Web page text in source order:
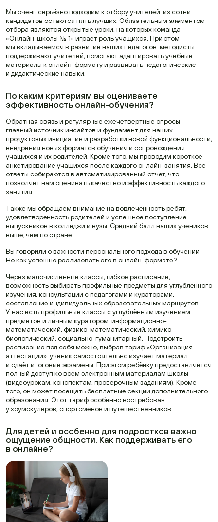
Мы очень серьёзно подходим к отбору учителей: из сотни
кандидатов остаются пять лучших. Обязательным элементом
отбора являются открытые уроки, на которых команда
«Онлайн-школы № 1» играет роль учащихся. При этом
мы вкладываемся в развитие наших педагогов: методисты
поддерживают учителей, помогают адаптировать учебные
материалы к онлайн-формату и развивать педагогические
и дидактические навыки.
По каким критериям вы оцениваете
эффективность онлайн-обучения?
Обратная связь и регулярные ежечетвертные опросы —
главный источник инсайтов и фундамент для наших
продуктовых инициатив и разработки новой функциональности,
внедрения новых форматов обучения и сопровождения
учащихся и их родителей. Кроме того, мы проводим короткое
анкетирование учащихся после каждого онлайн-занятия. Все
ответы собираются в автоматизированный отчёт, что
позволяет нам оценивать качество и эффективность каждого
занятия.
Также мы обращаем внимание на вовлечённость ребят,
удовлетворённость родителей и успешное поступление
выпускников в колледжи и вузы. Средний балл наших учеников
выше, чем по стране.
Вы говорили о важности персонального подхода в обучении.
Но как успешно реализовать его в онлайн-формате?
Через малочисленные классы, гибкое расписание,
возможность выбирать профильные предметы для углублённого
изучения, консультации с педагогами и кураторами,
составление индивидуальных образовательных маршрутов.
У нас есть профильные классы с углублённым изучением
предметов и личным куратором: информационно-
математический, физико-математический, химико-
биологический, социально-гуманитарный. Подстроить
расписание под себя можно, выбрав тариф «Организация
аттестации»: ученик самостоятельно изучает материал
и сдаёт итоговые экзамены. При этом ребёнку предоставляется
полный доступ ко всем электронным материалам школы
(видеоурокам, конспектам, проверочным заданиям). Кроме
того, он может посещать бесплатные секции дополнительного
образования. Этот тариф особенно востребован
у хоумскулеров, спортсменов и путешественников.
Для детей и особенно для подростков важно
ощущение общности. Как поддерживать его
в онлайне?